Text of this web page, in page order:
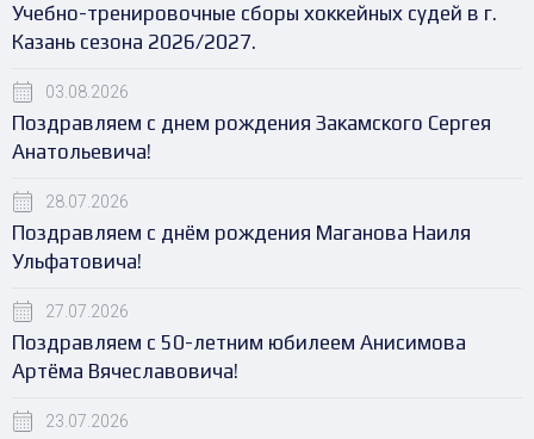
Учебно-тренировочные сборы хоккейных судей в г.
Казань сезона 2026/2027.
03.08.2026
Поздравляем с днем рождения Закамского Сергея
Анатольевича!
28.07.2026
Поздравляем с днём рождения Маганова Наиля
Ульфатовича!
27.07.2026
Поздравляем с 50-летним юбилеем Анисимова
Артёма Вячеславовича!
23.07.2026